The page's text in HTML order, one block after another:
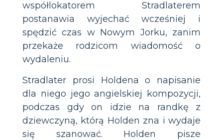
współlokatorem Stradlaterem
postanawia wyjechać wcześniej i
spędzić czas w Nowym Jorku, zanim
przekaże rodzicom wiadomość o
wydaleniu.
Stradlater prosi Holdena o napisanie
dla niego jego angielskiej kompozycji,
podczas gdy on idzie na randkę z
dziewczyną, którą Holden zna i wydaje
się szanować. Holden pisze